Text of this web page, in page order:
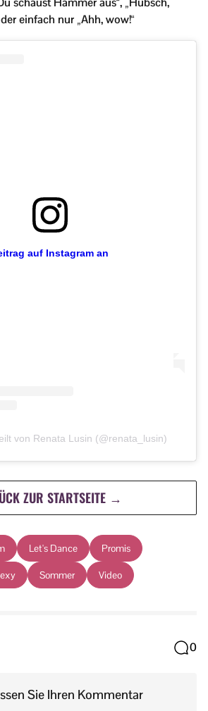
einfach nur „Ahh, wow!“
auf Instagram an
von Renata Lusin (@renata_lusin)
ZUR STARTSEITE →
Let's Dance Promis
Sommer Video
0
Sie Ihren Kommentar